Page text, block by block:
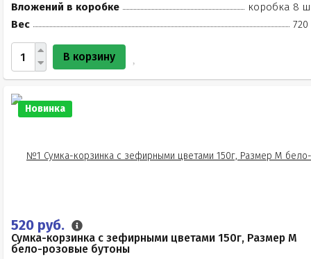
Вложений в коробке
коробка 8
Вес
720
В корзину
Новинка
520 руб.
Сумка-корзинка с зефирными цветами 150г, Размер М
бело-розовые бутоны